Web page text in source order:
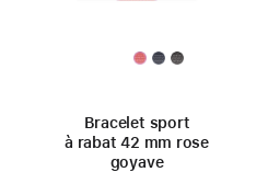
Bracelet sport
à rabat 42 mm rose
goyave